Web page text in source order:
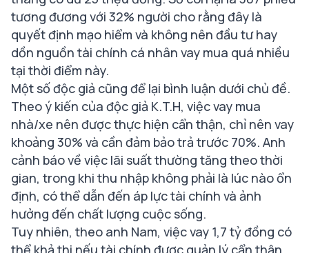
tương đương với 32% người cho rằng đây là
quyết định mạo hiểm và không nên đầu tư hay
dồn nguồn tài chính cá nhân vay mua quá nhiều
tại thời điểm này.
Một số độc giả cũng để lại bình luận dưới chủ đề.
Theo ý kiến của độc giả K.T.H, việc vay mua
nhà/xe nên được thực hiện cẩn thận, chỉ nên vay
khoảng 30% và cần đảm bảo trả trước 70%. Anh
cảnh báo về việc lãi suất thường tăng theo thời
gian, trong khi thu nhập không phải là lúc nào ổn
định, có thể dẫn đến áp lực tài chính và ảnh
hưởng đến chất lượng cuộc sống.
Tuy nhiên, theo anh Nam, việc vay 1,7 tỷ đồng có